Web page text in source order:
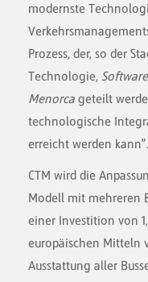
modernste
Prozess, der, so der
Technologie, Software
Menorca geteilt
technologische
erreicht werden kann".
CTM wird die
Modell mit mehreren
einer Investition von
europäischen Mitteln
Ausstattung aller